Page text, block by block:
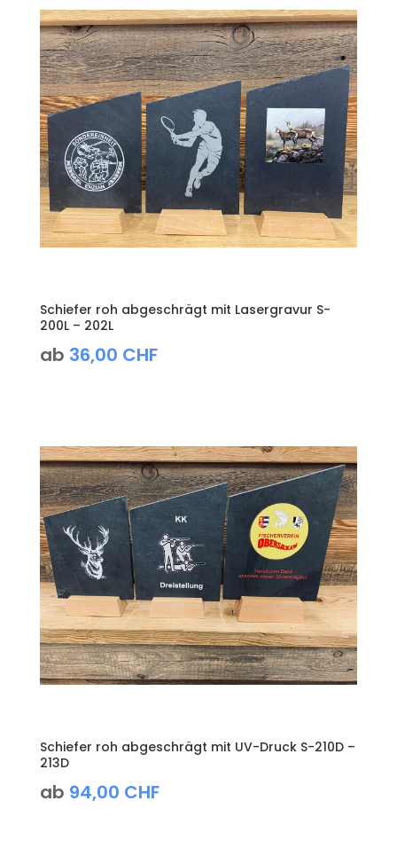
Schiefer roh abgeschrägt mit Lasergravur S-
200L – 202L
ab 36,00 CHF
Schiefer roh abgeschrägt mit UV-Druck S-210D –
213D
ab 94,00 CHF